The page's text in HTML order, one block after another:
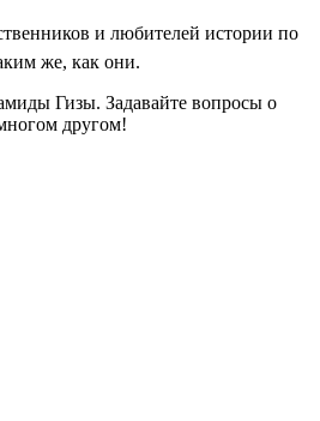
и любителей истории по
же, как они.
Гизы. Задавайте вопросы о
другом!